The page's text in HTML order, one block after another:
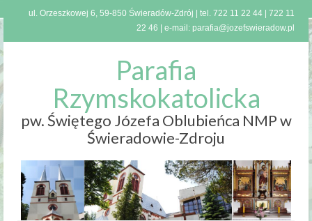
ul. Orzeszkowej 6, 59-850 Świeradów-Zdrój | tel. 722 11 22 44
722 11
22 46 | e-mail: parafia@jozefswieradow.pl
Parafia
Rzymskokatolicka
pw. Świętego Józefa Oblubieńca NMP w
Świeradowie-Zdroju